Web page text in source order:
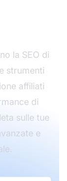
la SEO di
strumenti
affiliati
di
sulle tue
e